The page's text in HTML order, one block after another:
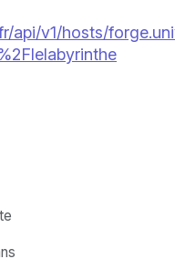
api/v1/hosts/